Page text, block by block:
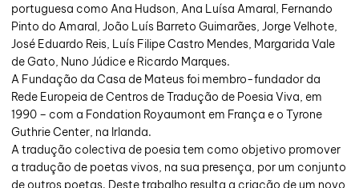
portuguesa como Ana Hudson, Ana Luísa Amaral, Fernando
Pinto do Amaral, João Luís Barreto Guimarães, Jorge Velhote,
José Eduardo Reis, Luís Filipe Castro Mendes, Margarida Vale
de Gato, Nuno Júdice e Ricardo Marques.
A Fundação da Casa de Mateus foi membro-fundador da
Rede Europeia de Centros de Tradução de Poesia Viva, em
1990 – com a Fondation Royaumont em França e o Tyrone
Guthrie Center, na Irlanda.
A tradução colectiva de poesia tem como objetivo promover
a tradução de poetas vivos, na sua presença, por um conjunto
de outros poetas. Deste trabalho resulta a criação de um novo